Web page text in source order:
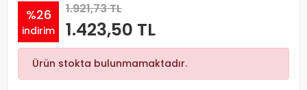
%26
indirim
1.921,73 TL
1.423,50 TL
Ürün stokta bulunmamaktadır.